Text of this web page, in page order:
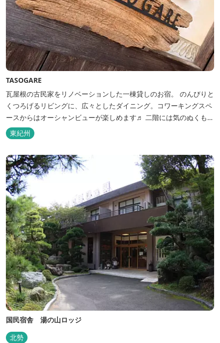
TASOGARE
瓦屋根の古民家をリノベーションした一棟貸しのお宿。 のんびりと
くつろげるリビングに、広々としたダイニング。コワーキングスペ
ースからはオーシャンビューが楽しめます♬ 二階には気のぬくもり
を感じながら、アートと読書に浸ることができる「TASOGAREの
間」があり、海を眺めながらゆったりとした時間を過ごすことがで
東紀州
国民宿舎 湯の山ロッジ
北勢